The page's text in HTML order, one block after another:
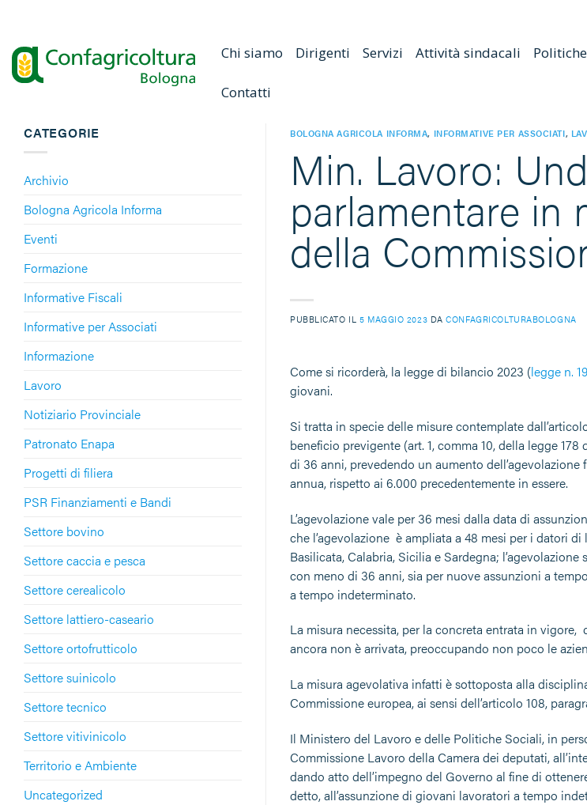
contenuti
Chi siamo Dirigenti Servizi Attività sindacali
Contatti
CATEGORIE
Archivio
Bologna Agricola Informa
Eventi
Formazione
Informative Fiscali
Informative per Associati
Informazione
Lavoro
Notiziario Provinciale
Patronato Enapa
Progetti di filiera
PSR Finanziamenti e Bandi
Settore bovino
Settore caccia e pesca
Settore cerealicolo
Settore lattiero-caseario
Settore ortofrutticolo
Settore suinicolo
Settore tecnico
Settore vitivinicolo
Territorio e Ambiente
Uncategorized
BOLOGNA AGRICOLA INFORMA, INFORMATIVE PER ASSOCIATI,
Min. Lavoro:
parlamentare in
della
PUBBLICATO IL 5 MAGGIO 2023 DACONFAGRICOLTURABOLOGNA
Come si ricorderà, la legge di bilancio 2023 (legge n.
giovani.
Si tratta in specie delle misure contemplate
beneficio previgente (art. 1, comma 10, della legge
di 36 anni, prevedendo un aumento
annua, rispetto ai 6.000 precedentemente in essere.
L’agevolazione vale per 36 mesi dalla data di
che l’agevolazione è ampliata a 48 mesi per i datori
Basilicata, Calabria, Sicilia e Sardegna;
con meno di 36 anni, sia per nuove assunzioni a
a tempo indeterminato.
La misura necessita, per la concreta entrata in
ancora non è arrivata, preoccupando non poco le
La misura agevolativa infatti è sottoposta alla
Commissione europea, ai sensi dell’articolo 108,
Il Ministero del Lavoro e delle Politiche Sociali, in
Commissione Lavoro della Camera dei deputati,
dando atto dell’impegno del Governo al fine di
detto, all’assunzione di giovani lavoratori a tempo